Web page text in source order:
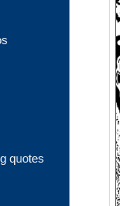
quotes